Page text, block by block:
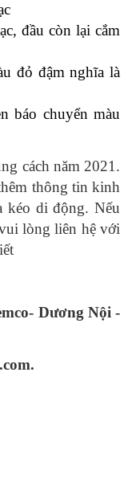
đầu còn lại cắm
đỏ đậm nghĩa là
báo chuyển màu
cách năm 2021.
thông tin kinh
kéo di động. Nếu
lòng liên hệ với
Dương Nội -